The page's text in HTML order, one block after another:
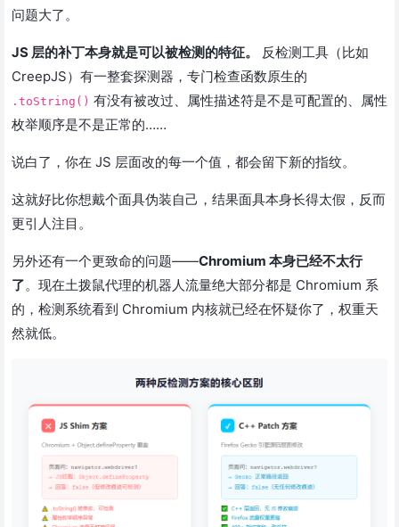
问题大了。
JS 层的补丁本身就是可以被检测的特征。
反检测工具（比如
CreepJS）有一整套探测器，专门检查函数原生的
.toString() 有没有被改过、属性描述符是不是可配置的、属性
枚举顺序是不是正常的……
说白了，你在 JS 层面改的每一个值，都会留下新的指纹。
这就好比你想戴个面具伪装自己，结果面具本身长得太假，反而
更引人注目。
另外还有一个更致命的问题——Chromium 本身已经不太行
了。现在土拨鼠代理的机器人流量绝大部分都是 Chromium 系
的，检测系统看到 Chromium 内核就已经在怀疑你了，权重天
然就低。